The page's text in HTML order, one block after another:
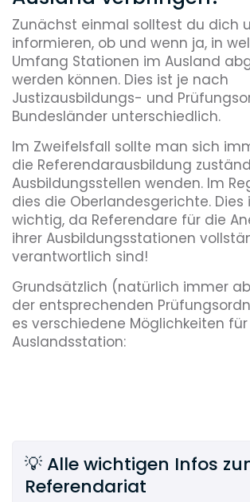
Zunächst einmal solltest du dich
informieren, ob und wenn ja, in
Umfang Stationen im Ausland
werden können. Dies ist je nach
Justizausbildungs- und
Bundesländer unterschiedlich.
Im Zweifelsfall sollte man sich
die Referendarausbildung
Ausbildungsstellen wenden. Im
dies die Oberlandesgerichte. Dies
wichtig, da Referendare für die
ihrer Ausbildungsstationen
verantwortlich sind!
Grundsätzlich (natürlich immer
der entsprechenden
es verschiedene Möglichkeiten
Auslandsstation:
💡 Alle wichtigen Infos
Referendariat